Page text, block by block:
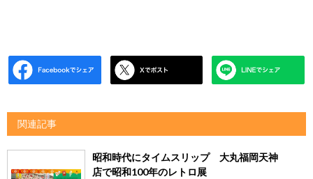
関連記事
昭和時代にタイムスリップ 大丸福岡天神
店で昭和100年のレトロ展